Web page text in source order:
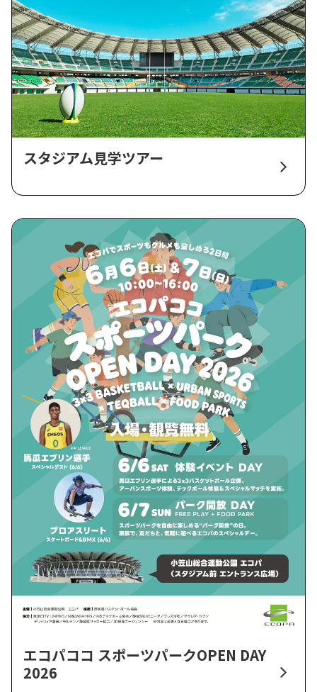
スタジアム見学ツアー
エコパココ スポーツパークOPEN DAY
2026